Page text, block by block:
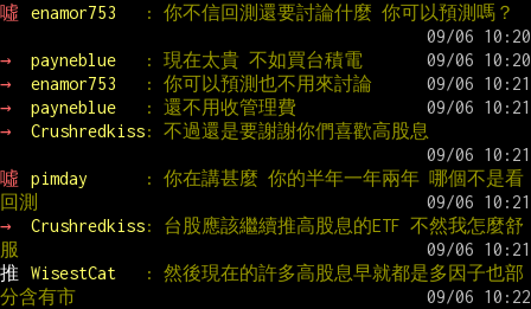
噓
enamor753 : 你不信回測還要討論什麼 你可以預測嗎？
→ payneblue
: 現在太貴 不如買台積電
→
enamor753
: 你可以預測也不用來討論
→
payneblue
: 還不用收管理費
→
Crushredkiss: 不過還是要謝謝你們喜歡高股息
噓 pimday
: 你在講甚麼 你的半年一年兩年 哪個不是看
回測
→
Crushredkiss: 台股應該繼續推高股息的ETF 不然我怎麼舒
服
推
WisestCat
: 然後現在的許多高股息早就都是多因子也部
分含有市